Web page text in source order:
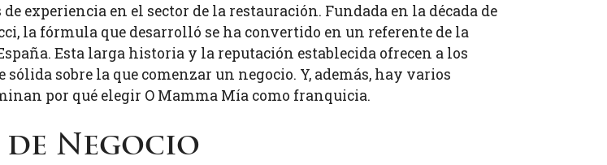
de experiencia en el sector de la restauración. Fundada en la década de
la fórmula que desarrolló se ha convertido en un referente de la
Esta larga historia y la reputación establecida ofrecen a los
sólida sobre la que comenzar un negocio. Y, además, hay varios
por qué elegir O Mamma Mía como franquicia.
Negocio